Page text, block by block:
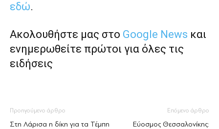
εδώ.
Ακολουθήστε μας στο Google News και
ενημερωθείτε πρώτοι για όλες τις
ειδήσεις
Προηγούμενο άρθρο
Στη Λάρισα η δίκη για τα Τέμπη
Επόμενο άρθρο
Εύοσμος Θεσσαλονίκης: